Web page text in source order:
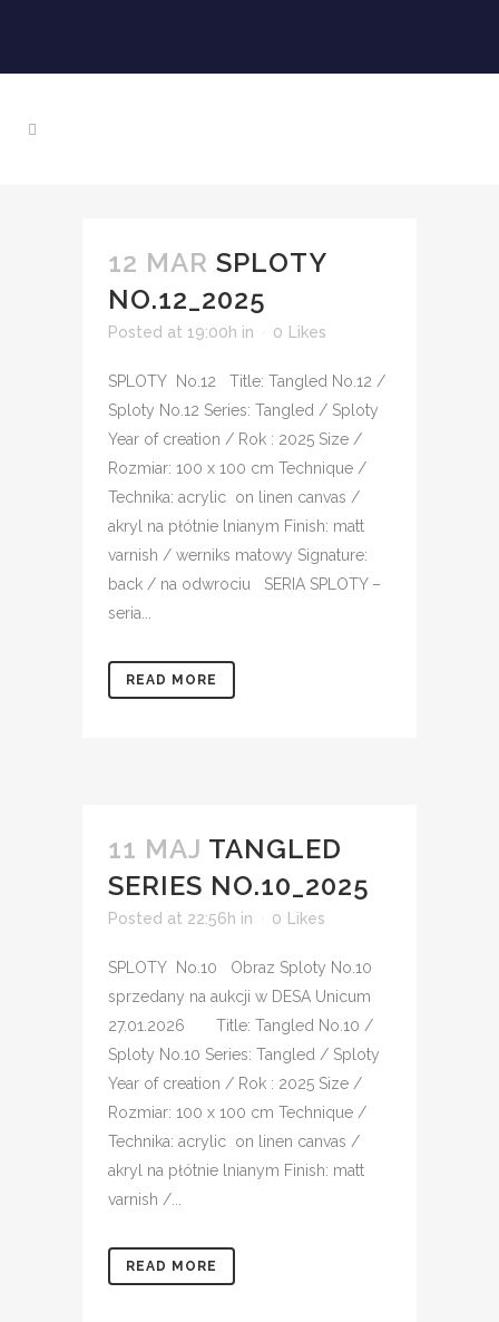
12 MAR SPLOTY
NO.12_2025
Posted at 19:00h in 0 Likes
SPLOTY No.12 Title: Tangled No.12 /
Sploty No.12 Series: Tangled / Sploty
Year of creation / Rok : 2025 Size /
Rozmiar: 100 x 100 cm Technique /
Technika: acrylic on linen canvas /
akryl na płótnie lnianym Finish: matt
varnish / werniks matowy Signature:
back / na odwrociu SERIA SPLOTY –
seria...
READ MORE
11 MAJ TANGLED
SERIES NO.10_2025
Posted at 22:56h in 0 Likes
SPLOTY No.10 Obraz Sploty No.10
sprzedany na aukcji w DESA Unicum
27.01.2026 Title: Tangled No.10 /
Sploty No.10 Series: Tangled / Sploty
Year of creation / Rok : 2025 Size /
Rozmiar: 100 x 100 cm Technique /
Technika: acrylic on linen canvas /
akryl na płótnie lnianym Finish: matt
varnish /...
READ MORE